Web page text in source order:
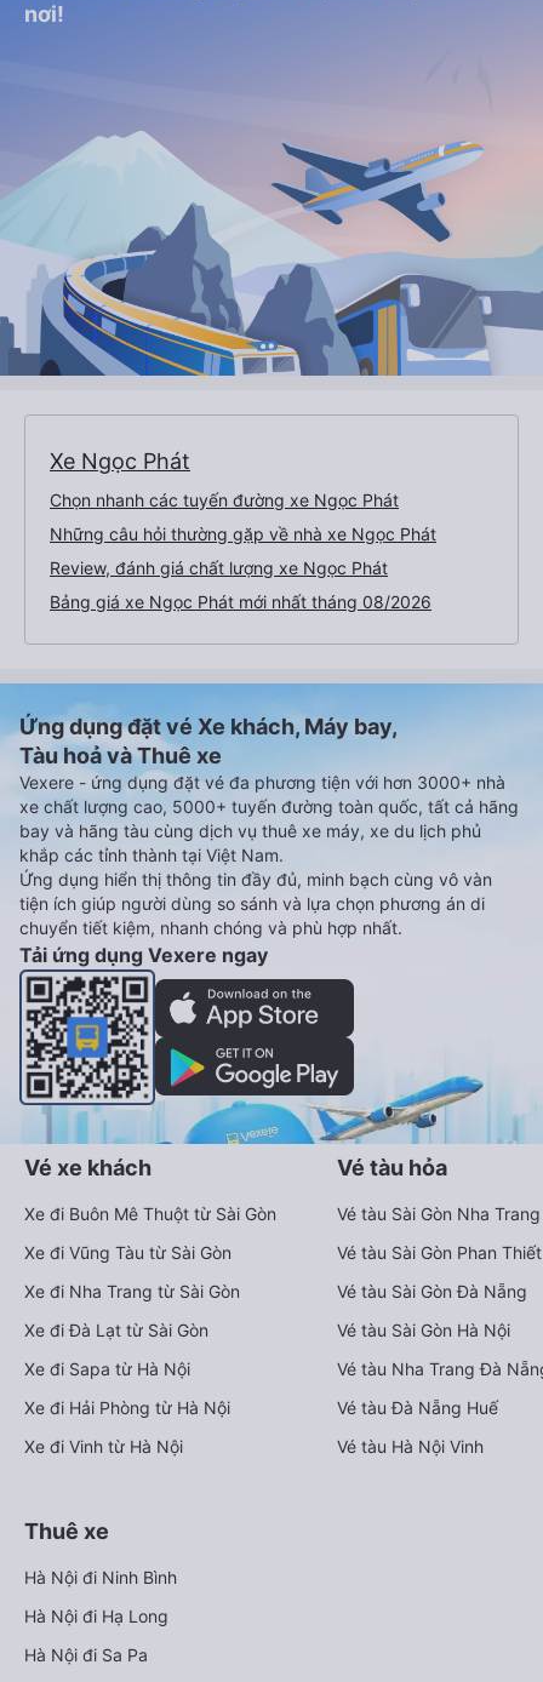
nơi!
Xe Ngọc Phát
Chọn nhanh các tuyến đường xe Ngọc Phát
Những câu hỏi thường gặp về nhà xe Ngọc Phát
Review, đánh giá chất lượng xe Ngọc Phát
Bảng giá xe Ngọc Phát mới nhất tháng 08/2026
Ứng dụng đặt vé Xe khách, Máy bay,
Tàu hoả và Thuê xe
Vexere - ứng dụng đặt vé đa phương tiện với hơn 3000+ nhà
xe chất lượng cao, 5000+ tuyến đường toàn quốc, tất cả hãng
bay và hãng tàu cùng dịch vụ thuê xe máy, xe du lịch phủ
khắp các tỉnh thành tại Việt Nam.
Ứng dụng hiển thị thông tin đầy đủ, minh bạch cùng vô vàn
tiện ích giúp người dùng so sánh và lựa chọn phương án di
chuyển tiết kiệm, nhanh chóng và phù hợp nhất.
Tải ứng dụng Vexere ngay
Vé xe khách
Xe đi Buôn Mê Thuột từ Sài Gòn
Xe đi Vũng Tàu từ Sài Gòn
Xe đi Nha Trang từ Sài Gòn
Xe đi Đà Lạt từ Sài Gòn
Xe đi Sapa từ Hà Nội
Xe đi Hải Phòng từ Hà Nội
Xe đi Vinh từ Hà Nội
Vé tàu hỏa
Vé tàu Sài Gòn Nha Trang
Vé tàu Sài Gòn Phan Thiết
Vé tàu Sài Gòn Đà Nẵng
Vé tàu Sài Gòn Hà Nội
Vé tàu Nha Trang Đà
Vé tàu Đà Nẵng Huế
Vé tàu Hà Nội Vinh
Thuê xe
Hà Nội đi Ninh Bình
Hà Nội đi Hạ Long
Hà Nội đi Sa Pa